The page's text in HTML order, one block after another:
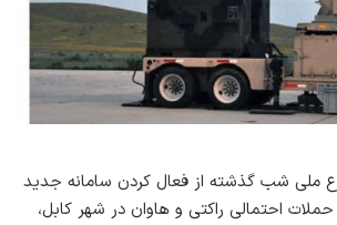
ملی شب گذشته از فعال کردن سامانه جدید
احتمالی راکتی و هاوان در شهر کابل،